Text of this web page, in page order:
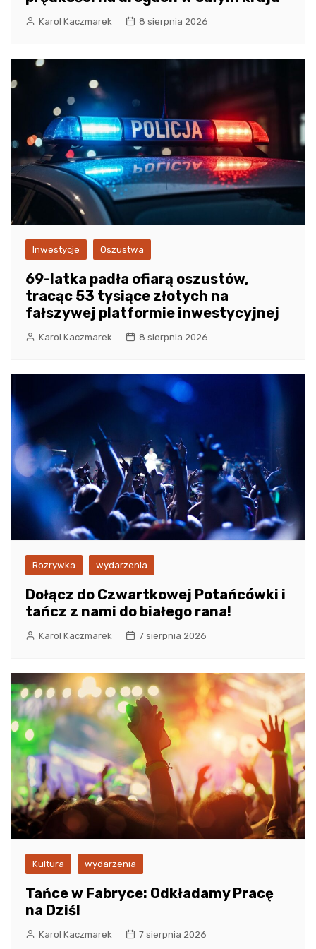
Karol Kaczmarek 8 sierpnia 2026
Inwestycje Oszustwa
69-latka padła ofiarą oszustów,
tracąc 53 tysiące złotych na
fałszywej platformie inwestycyjnej
Karol Kaczmarek 8 sierpnia 2026
Rozrywka wydarzenia
Dołącz do Czwartkowej Potańcówki i
tańcz z nami do białego rana!
Karol Kaczmarek 7 sierpnia 2026
Kultura wydarzenia
Tańce w Fabryce: Odkładamy Pracę
na Dziś!
Karol Kaczmarek 7 sierpnia 2026